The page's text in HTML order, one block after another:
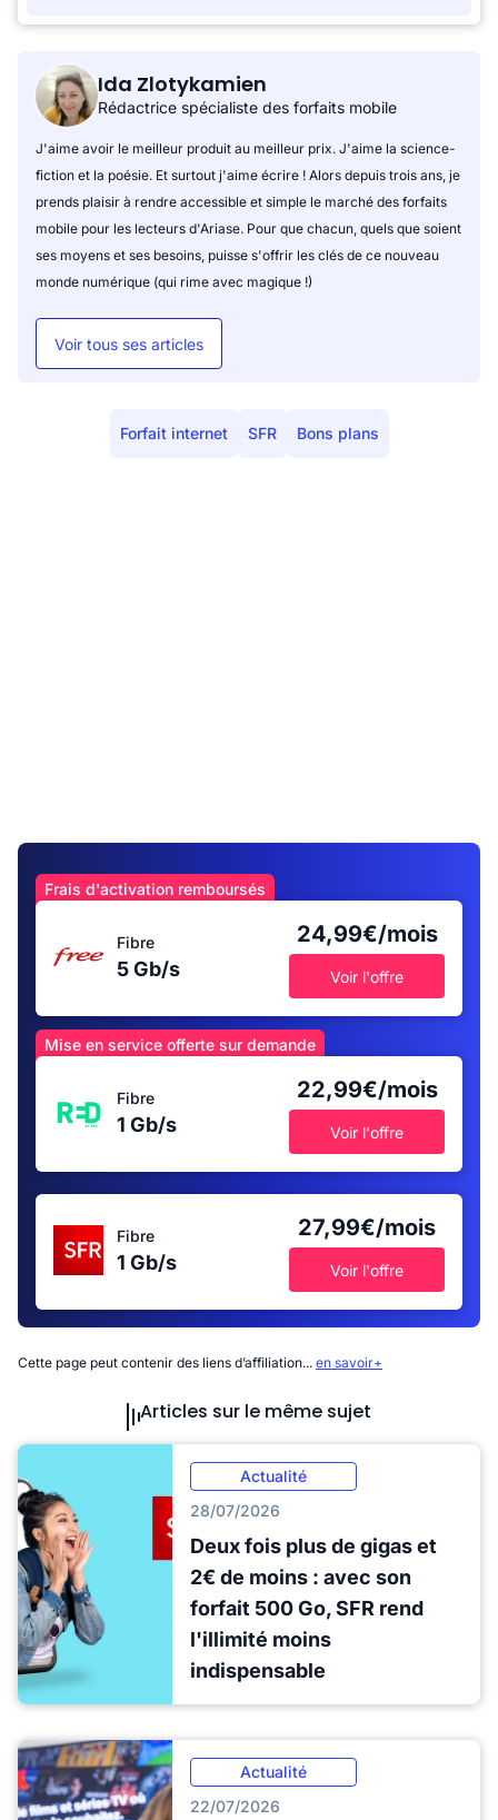
Ida Zlotykamien
Rédactrice spécialiste des forfaits mobile
J'aime avoir le meilleur produit au meilleur prix. J'aime la science-
fiction et la poésie. Et surtout j'aime écrire ! Alors depuis trois ans, je
prends plaisir à rendre accessible et simple le marché des forfaits
mobile pour les lecteurs d'Ariase. Pour que chacun, quels que soient
ses moyens et ses besoins, puisse s'offrir les clés de ce nouveau
monde numérique (qui rime avec magique !)
Voir tous ses articles
Forfait internet SFR Bons plans
Frais d'activation remboursés
Fibre
5 Gb/s
24,99€/mois
Voir l'offre
Mise en service offerte sur demande
Fibre
1 Gb/s
22,99€/mois
Voir l'offre
Fibre
1 Gb/s
27,99€/mois
Voir l'offre
Cette page peut contenir des liens d’affiliation... en savoir+
Articles sur le même sujet
Actualité
28/07/2026
Deux fois plus de gigas et
2€ de moins : avec son
forfait 500 Go, SFR rend
l'illimité moins
indispensable
Actualité
22/07/2026